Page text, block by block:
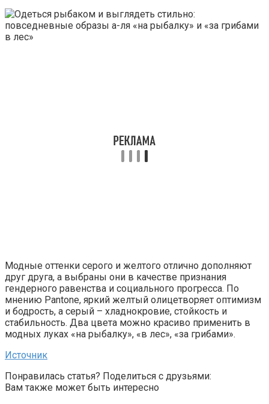
Модные оттенки серого и желтого отлично дополняют
друг друга, а выбраны они в качестве признания
гендерного равенства и социального прогресса. По
мнению Pantone, яркий желтый олицетворяет оптимизм
и бодрость, а серый – хладнокровие, стойкость и
стабильность. Два цвета можно красиво применить в
модных луках «на рыбалку», «в лес», «за грибами».
Источник
Понравилась статья? Поделиться с друзьями:
Вам также может быть интересно